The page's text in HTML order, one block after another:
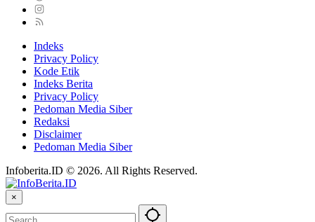
Indeks
Privacy Policy
Kode Etik
Indeks Berita
Privacy Policy
Pedoman Media Siber
Redaksi
Disclaimer
Pedoman Media Siber
Infoberita.ID © 2026. All Rights Reserved.
×